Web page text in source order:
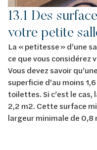
13.1 Des
votre petite
La « petitesse » d’une
ce que vous considérez
Vous devez savoir
superficie d'au moins
toilettes. Si c’est le
2,2 m2. Cette surface
largeur minimale de